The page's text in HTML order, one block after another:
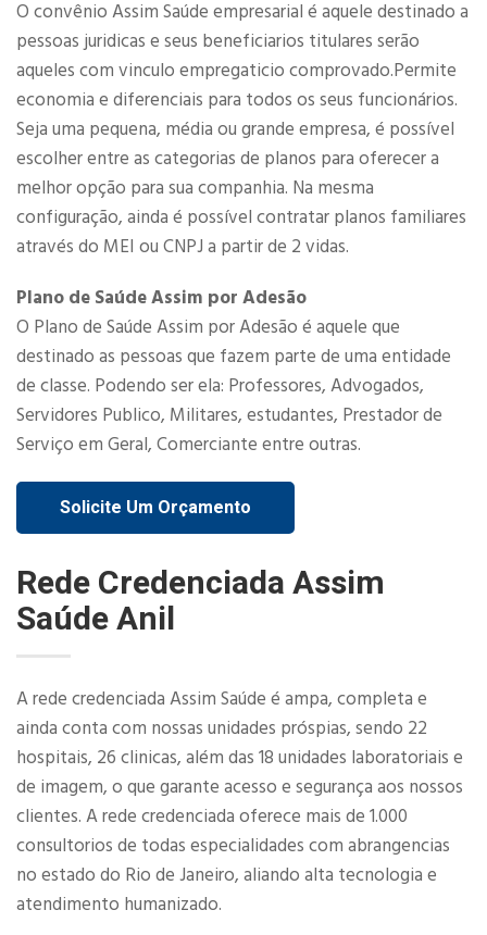
O convênio Assim Saúde empresarial é aquele destinado a
pessoas juridicas e seus beneficiarios titulares serão
aqueles com vinculo empregaticio comprovado.Permite
economia e diferenciais para todos os seus funcionários.
Seja uma pequena, média ou grande empresa, é possível
escolher entre as categorias de planos para oferecer a
melhor opção para sua companhia. Na mesma
configuração, ainda é possível contratar planos familiares
através do MEI ou CNPJ a partir de 2 vidas.​
Plano de Saúde Assim por Adesão
O Plano de Saúde Assim por Adesão é aquele que
destinado as pessoas que fazem parte de uma entidade
de classe. Podendo ser ela: Professores, Advogados,
Servidores Publico, Militares, estudantes, Prestador de
Serviço em Geral, Comerciante entre outras.
Solicite Um Orçamento
Rede Credenciada Assim
Saúde Anil
A rede credenciada Assim Saúde é ampa, completa e
ainda conta com nossas unidades próspias, sendo 22
hospitais, 26 clinicas, além das 18 unidades laboratoriais e
de imagem, o que garante acesso e segurança aos nossos
clientes. A rede credenciada oferece mais de 1.000
consultorios de todas especialidades com abrangencias
no estado do Rio de Janeiro, aliando alta tecnologia e
atendimento humanizado.